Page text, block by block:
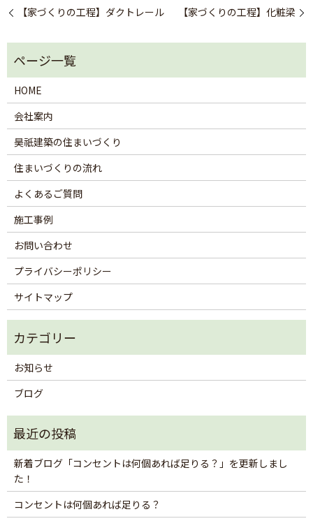
【家づくりの工程】ダクトレール 【家づくりの工程】化粧梁
HOME
会社案内
昊祇建築の住まいづくり
住まいづくりの流れ
よくあるご質問
施工事例
お問い合わせ
プライバシーポリシー
サイトマップ
お知らせ
ブログ
新着ブログ「コンセントは何個あれば足りる？」を更新しまし
た！
コンセントは何個あれば足りる？